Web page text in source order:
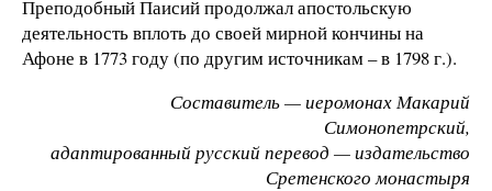
Преподобный Паисий продолжал апостольскую
деятельность вплоть до своей мирной кончины на
Афоне в 1773 году (по другим источникам – в 1798 г.).
Составитель — иеромонах Макарий
Симонопетрский,
адаптированный русский перевод — издательство
Сретенского монастыря